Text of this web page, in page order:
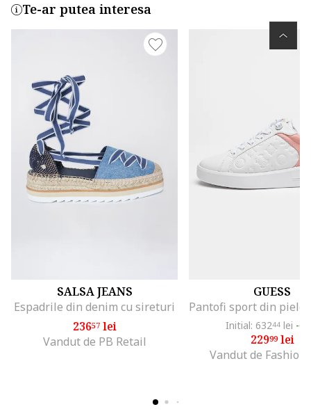
Te-ar putea interesa
SALSA JEANS
Espadrile din denim cu sireturi
23657lei
Vandut de PB Retail
GUESS
Initial: 63244 lei -
22999lei
Vandut de Fashion